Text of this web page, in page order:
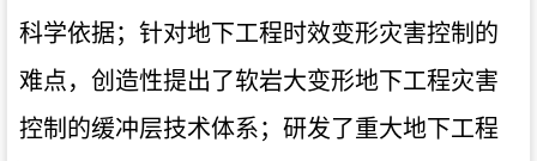
科学依据；针对地下工程时效变形灾害控制的
难点，创造性提出了软岩大变形地下工程灾害
控制的缓冲层技术体系；研发了重大地下工程